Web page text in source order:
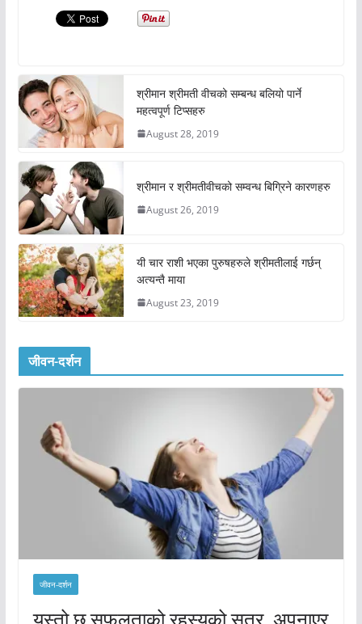
श्रीमान श्रीमती वीचको सम्बन्ध बलियो पार्ने
महत्वपूर्ण टिप्सहरु
August 28, 2019
श्रीमान र श्रीमतीवीचको सम्वन्ध बिग्रिने कारणहरु
August 26, 2019
यी चार राशी भएका पुरुषहरुले श्रीमतीलाई गर्छन्
अत्यन्तै माया
August 23, 2019
जीवन-दर्शन
जीवन-दर्शन
यस्तो छ सफलताको रहस्यको सुत्र, अपनाएर